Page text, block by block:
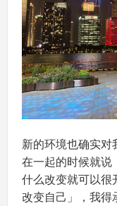
新的环境也确实对
在一起的时候就说
什么改变就可以很
改变自己」，我得